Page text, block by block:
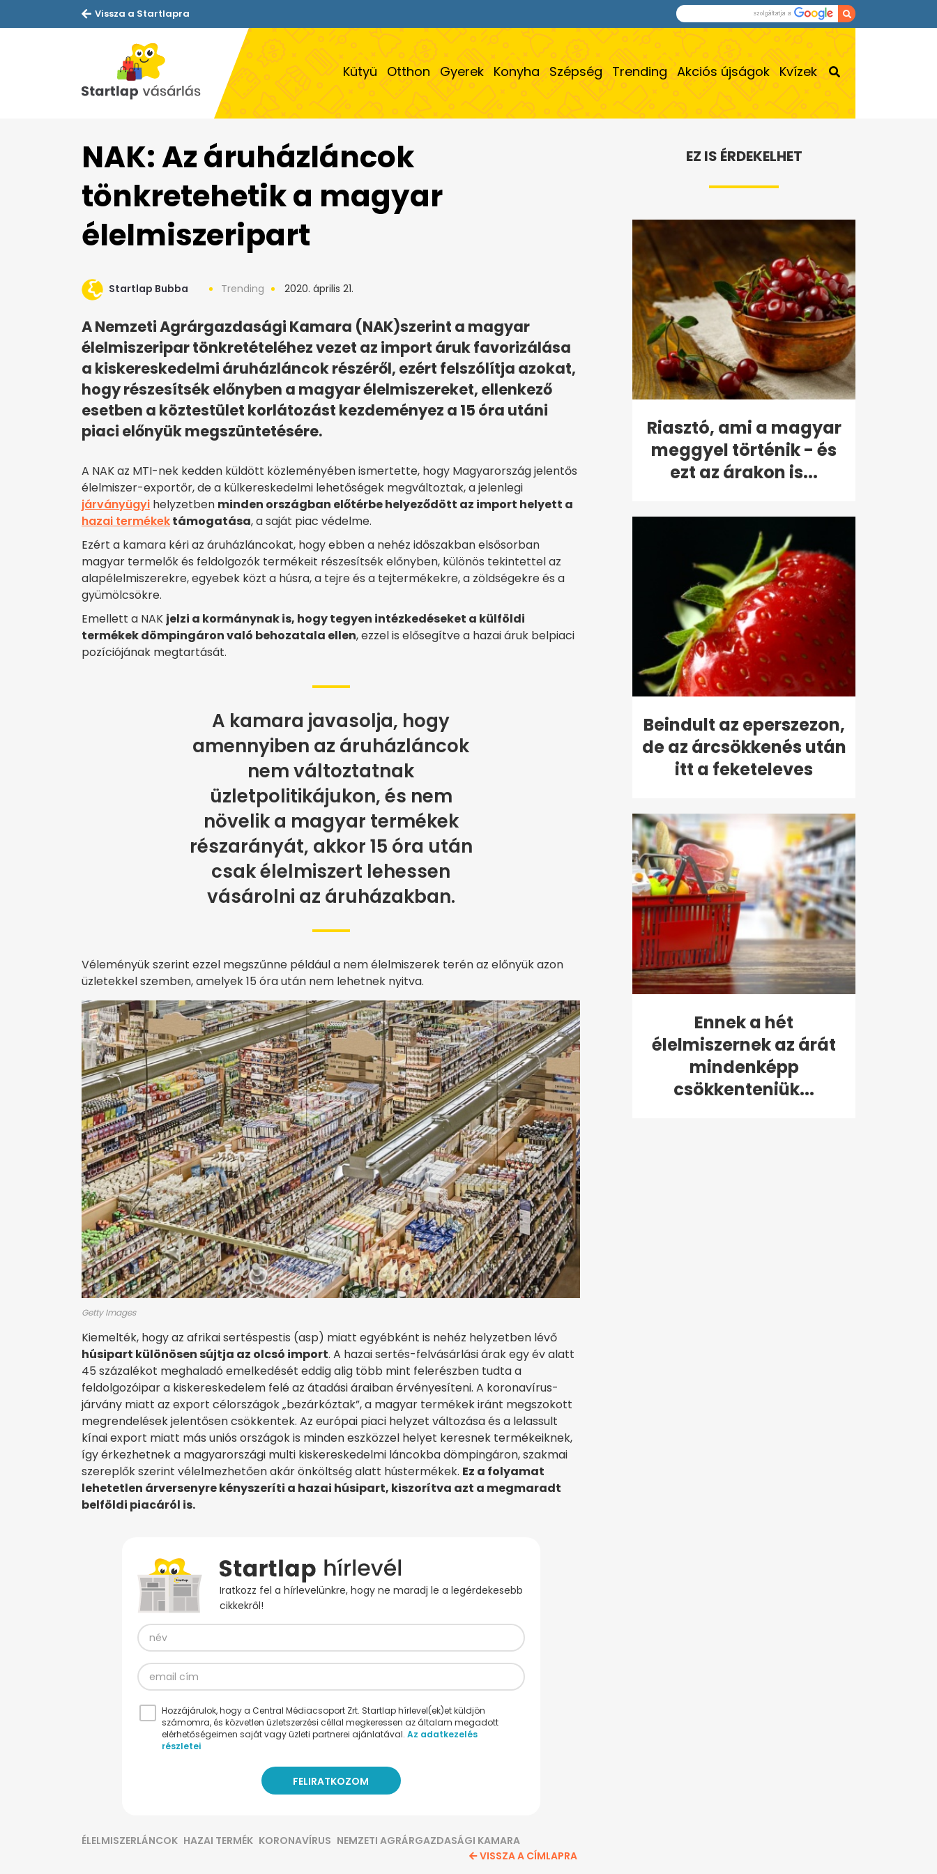
Vissza a Startlapra
Kütyü Otthon Gyerek Konyha Szépség Trending Akciós újságok Kvízek
NAK: Az áruházláncok
tönkretehetik a magyar
élelmiszeripart
Startlap Bubba Trending 2020. április 21.
A Nemzeti Agrárgazdasági Kamara (NAK)szerint a magyar
élelmiszeripar tönkretételéhez vezet az import áruk favorizálása
a kiskereskedelmi áruházláncok részéről, ezért felszólítja azokat,
hogy részesítsék előnyben a magyar élelmiszereket, ellenkező
esetben a köztestület korlátozást kezdeményez a 15 óra utáni
piaci előnyük megszüntetésére.
A NAK az MTI-nek kedden küldött közleményében ismertette, hogy Magyarország jelentős
élelmiszer-exportőr, de a külkereskedelmi lehetőségek megváltoztak, a jelenlegi
járványügyi helyzetben minden országban előtérbe helyeződött az import helyett a
hazai termékektámogatása, a saját piac védelme.
Ezért a kamara kéri az áruházláncokat, hogy ebben a nehéz időszakban elsősorban
magyar termelők és feldolgozók termékeit részesítsék előnyben, különös tekintettel az
alapélelmiszerekre, egyebek közt a húsra, a tejre és a tejtermékekre, a zöldségekre és a
gyümölcsökre.
Emellett a NAK jelzi a kormánynak is, hogy tegyen intézkedéseket a külföldi
termékek dömpingáron való behozatala ellen, ezzel is elősegítve a hazai áruk belpiaci
pozíciójának megtartását.
A kamara javasolja, hogy
amennyiben az áruházláncok
nem változtatnak
üzletpolitikájukon, és nem
növelik a magyar termékek
részarányát, akkor 15 óra után
csak élelmiszert lehessen
vásárolni az áruházakban.
Véleményük szerint ezzel megszűnne például a nem élelmiszerek terén az előnyük azon
üzletekkel szemben, amelyek 15 óra után nem lehetnek nyitva.
Getty Images
Kiemelték, hogy az afrikai sertéspestis (asp) miatt egyébként is nehéz helyzetben lévő
húsipart különösen sújtja az olcsó import. A hazai sertés-felvásárlási árak egy év alatt
45 százalékot meghaladó emelkedését eddig alig több mint felerészben tudta a
feldolgozóipar a kiskereskedelem felé az átadási áraiban érvényesíteni. A koronavírus-
járvány miatt az export célországok „bezárkóztak”, a magyar termékek iránt megszokott
megrendelések jelentősen csökkentek. Az európai piaci helyzet változása és a lelassult
kínai export miatt más uniós országok is minden eszközzel helyet keresnek termékeiknek,
így érkezhetnek a magyarországi multi kiskereskedelmi láncokba dömpingáron, szakmai
szereplők szerint vélelmezhetően akár önköltség alatt hústermékek. Ez a folyamat
lehetetlen árversenyre kényszeríti a hazai húsipart, kiszorítva azt a megmaradt
belföldi piacáról is.
Iratkozz fel a hírlevelünkre, hogy ne maradj le a legérdekesebb
cikkekről!
Hozzájárulok, hogy a Central Médiacsoport Zrt. Startlap hírlevel(ek)et küldjön
számomra, és közvetlen üzletszerzési céllal megkeressen az általam megadott
elérhetőségeimen saját vagy üzleti partnerei ajánlatával. Az adatkezelés
részletei
ÉLELMISZERLÁNCOK HAZAI TERMÉK KORONAVÍRUS NEMZETI AGRÁRGAZDASÁGI KAMARA
VISSZA A CÍMLAPRA
EZ IS ÉRDEKELHET
Riasztó, ami a magyar
meggyel történik - és
ezt az árakon is...
Beindult az eperszezon,
de az árcsökkenés után
itt a feketeleves
Ennek a hét
élelmiszernek az árát
mindenképp
csökkenteniük...